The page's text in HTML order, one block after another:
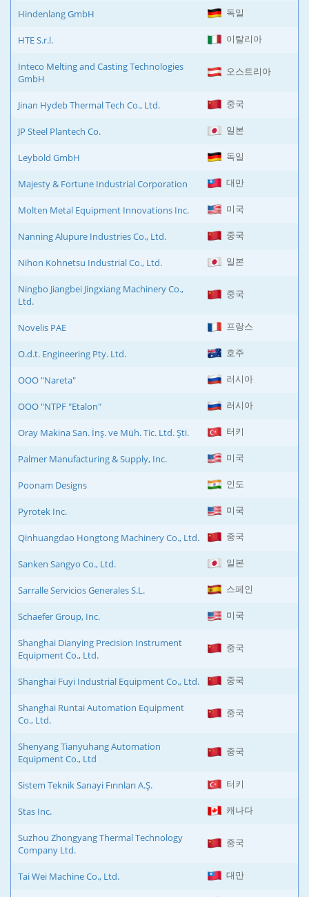
Hindenlang GmbH 독일
HTE S.r.l. 이탈리아
Inteco Melting and Casting Technologies
GmbH
오스트리아
Jinan Hydeb Thermal Tech Co., Ltd. 중국
JP Steel Plantech Co. 일본
Leybold GmbH 독일
Majesty & Fortune Industrial Corporation 대만
Molten Metal Equipment Innovations Inc. 미국
Nanning Alupure Industries Co., Ltd. 중국
Nihon Kohnetsu Industrial Co., Ltd. 일본
Ningbo Jiangbei Jingxiang Machinery Co.,
Ltd.
중국
Novelis PAE 프랑스
O.d.t. Engineering Pty. Ltd. 호주
OOO "Nareta" 러시아
OOO "NTPF "Etalon" 러시아
Oray Makina San. İnş. ve Müh. Tic. Ltd. Şti. 터키
Palmer Manufacturing & Supply, Inc. 미국
Poonam Designs 인도
Pyrotek Inc. 미국
Qinhuangdao Hongtong Machinery Co., Ltd. 중국
Sanken Sangyo Co., Ltd. 일본
Sarralle Servicios Generales S.L. 스페인
Schaefer Group, Inc. 미국
Shanghai Dianying Precision Instrument
Equipment Co., Ltd.
중국
Shanghai Fuyi Industrial Equipment Co., Ltd. 중국
Shanghai Runtai Automation Equipment
Co., Ltd.
중국
Shenyang Tianyuhang Automation
Equipment Co., Ltd
중국
Sistem Teknik Sanayi Fırınları A.Ş. 터키
Stas Inc. 캐나다
Suzhou Zhongyang Thermal Technology
Company Ltd.
중국
Tai Wei Machine Co., Ltd. 대만